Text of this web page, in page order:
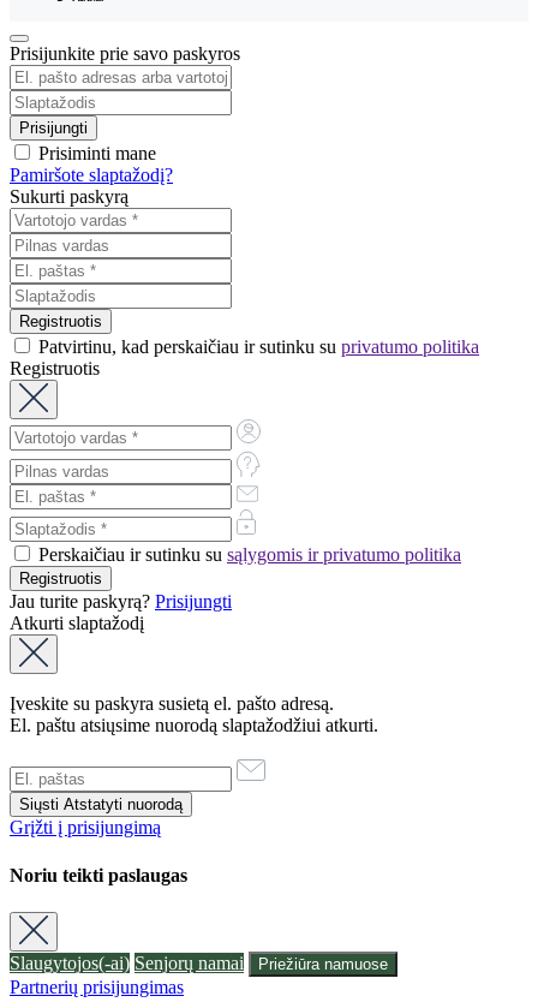
Prisijunkite prie savo paskyros
Prisiminti mane
Pamiršote slaptažodį?
Sukurti paskyrą
Patvirtinu, kad perskaičiau ir sutinku su privatumo politika
Registruotis
Perskaičiau ir sutinku su sąlygomis ir privatumo politika
Jau turite paskyrą? Prisijungti
Atkurti slaptažodį
Įveskite su paskyra susietą el. pašto adresą.
El. paštu atsiųsime nuorodą slaptažodžiui atkurti.
Grįžti į prisijungimą
Noriu teikti paslaugas
Slaugytojos(-ai) Senjorų namai Priežiūra namuose
Partnerių prisijungimas